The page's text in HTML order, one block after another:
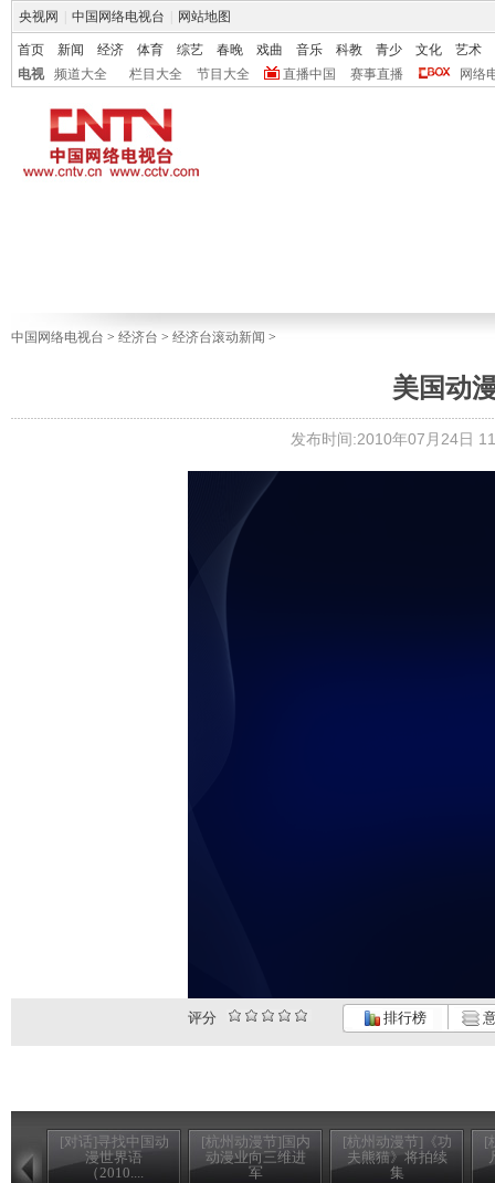
央视网 中国网络电视台 网站地图
首页 新闻 经济 体育 综艺 春晚 戏曲 音乐 科教 青少 文化
艺术
电视
频道大全 栏目大全 节目大全 直播中国 赛事直播 网络
中国网络电视台 > 经济台 > 经济台滚动新闻 >
美国动
发布时间:2010年07月24日
评分 排行榜
[对话]寻找中国动
漫世界语
（2010....
[杭州动漫节]国内
动漫业向三维进
军
[杭州动漫节]《功
夫熊猫》将拍续
集
[